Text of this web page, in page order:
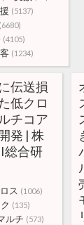
(5137)
(6680)
(4105)
(1234)
伝送損
低クロ
チコア
発 | 株
総合研
ス (1006)
(135)
ルチ (573)